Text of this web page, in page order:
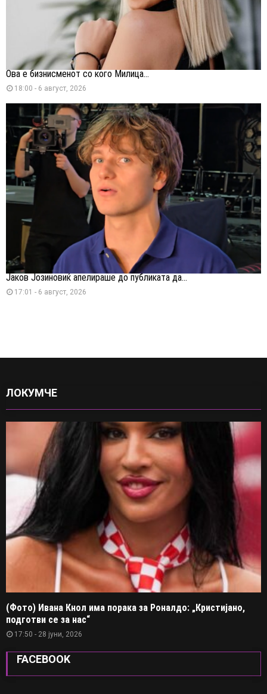
Ова е бизнисменот со кого Милица...
18:00 - 6 август, 2026
Јаков Јозиновиќ апелираше до публиката да...
17:01 - 6 август, 2026
ЛОКУМЧЕ
(Фото) Ивана Кнол има порака за Роналдо: „Кристијано,
подготви се за нас“
17:50 - 28 јуни, 2026
FACEBOOK